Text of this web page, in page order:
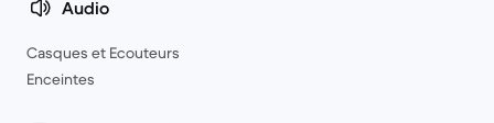
Audio
Casques et Ecouteurs
Enceintes